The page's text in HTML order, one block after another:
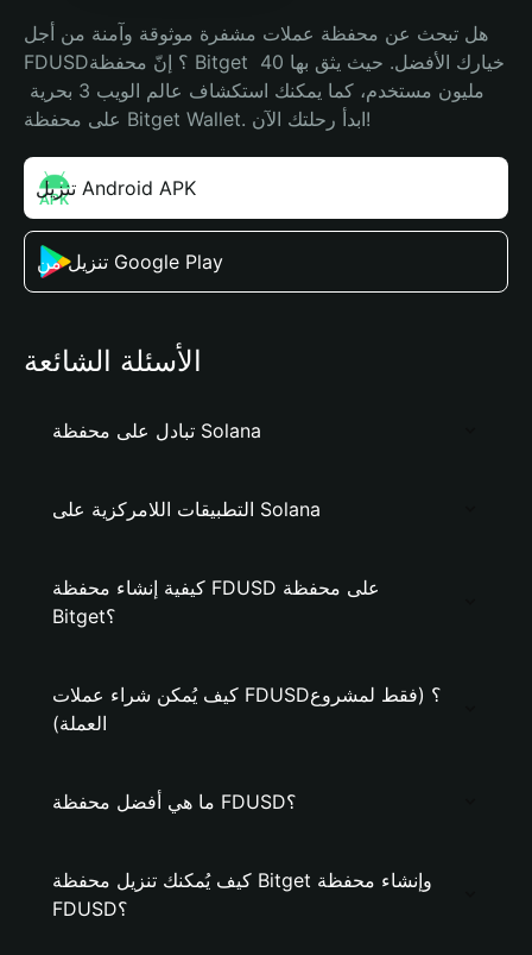
هل تبحث عن محفظة عملات مشفرة موثوقة وآمنة من أجل
FDUSD؟ إنّ محفظة Bitget خيارك الأفضل. حيث يثق بها 40
على محفظة Bitget Wallet. ابدأ رحلتك الآن!
تنزيل Android APK
تنزيل من Google Play
الأسئلة الشائعة
تبادل على محفظة Solana
التطبيقات اللامركزية على Solana
كيفية إنشاء محفظة FDUSD على محفظة
Bitget؟
كيف يُمكن شراء عملات FDUSD؟ (فقط لمشروع
العملة)
ما هي أفضل محفظة FDUSD؟
كيف يُمكنك تنزيل محفظة Bitget وإنشاء محفظة
FDUSD؟